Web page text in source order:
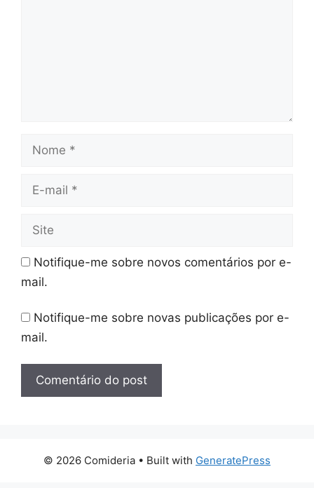
Nome
Site
Notifique-me sobre novos comentários por e-
mail.
Notifique-me sobre novas publicações por e-
mail.
© 2026 Comideria • Built with GeneratePress